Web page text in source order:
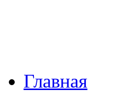
Главная